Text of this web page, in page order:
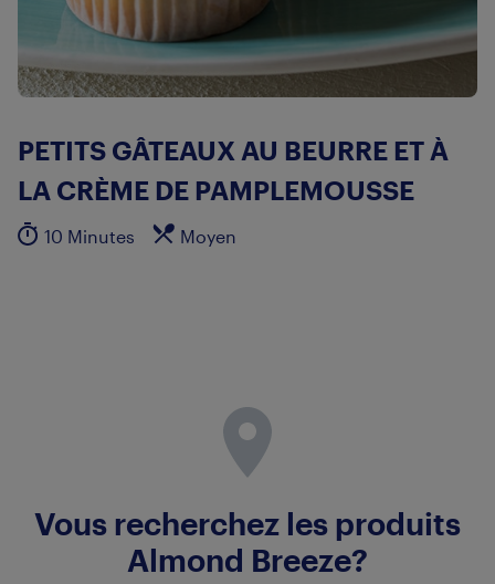
PETITS GÂTEAUX AU BEURRE ET À
LA CRÈME DE PAMPLEMOUSSE
10 Minutes Moyen
Vous recherchez les produits
Almond Breeze?